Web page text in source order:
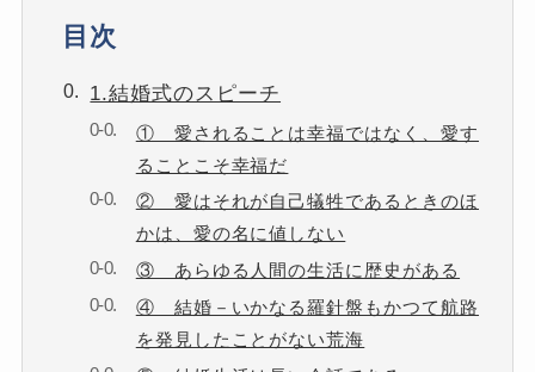
目次
1.結婚式のスピーチ
① 愛されることは幸福ではなく、愛す
ることこそ幸福だ
② 愛はそれが自己犠牲であるときのほ
かは、愛の名に値しない
③ あらゆる人間の生活に歴史がある
④ 結婚－いかなる羅針盤もかつて航路
を発見したことがない荒海